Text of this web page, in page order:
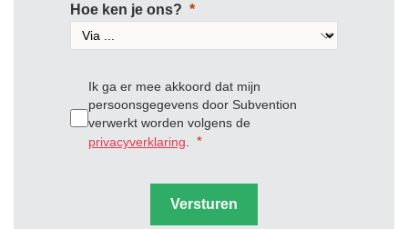
Hoe ken je ons?
Ik ga er mee akkoord dat mijn
persoonsgegevens door Subvention
verwerkt worden volgens de
privacyverklaring
Versturen